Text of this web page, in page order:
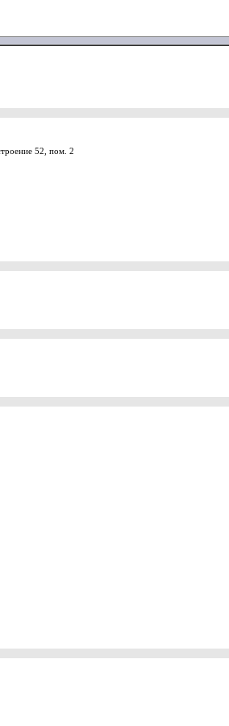
52, пом. 2